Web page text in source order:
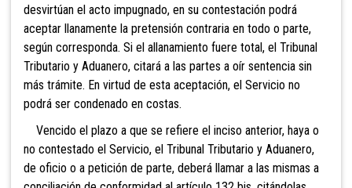
desvirtúan el acto impugnado, en su contestación podrá
aceptar llanamente la pretensión contraria en todo o parte,
según corresponda. Si el allanamiento fuere total, el Tribunal
Tributario y Aduanero, citará a las partes a oír sentencia sin
más trámite. En virtud de esta aceptación, el Servicio no
podrá ser condenado en costas.
Vencido el plazo a que se refiere el inciso anterior, haya o
no contestado el Servicio, el Tribunal Tributario y Aduanero,
de oficio o a petición de parte, deberá llamar a las mismas a